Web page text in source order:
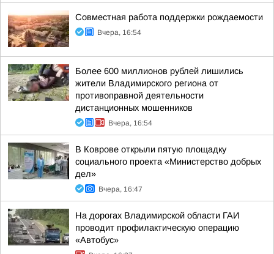
Совместная работа поддержки рождаемости
Вчера, 16:54
Более 600 миллионов рублей лишились
жители Владимирского региона от
противоправной деятельности
дистанционных мошенников
Вчера, 16:54
В Коврове открыли пятую площадку
социального проекта «Министерство добрых
дел»
Вчера, 16:47
На дорогах Владимирской области ГАИ
проводит профилактическую операцию
«Автобус»